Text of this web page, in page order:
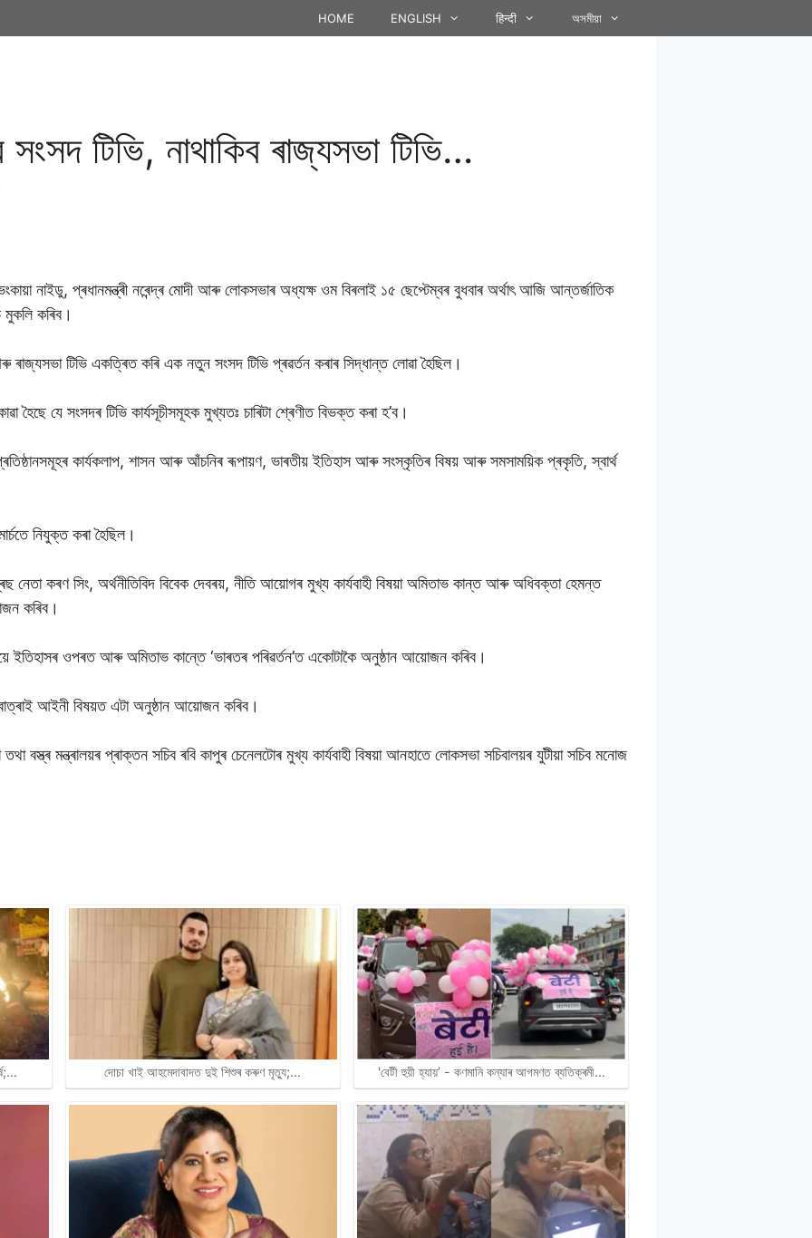
HOME ENGLISH हिन्दी অসমীয়া
টিভি, নাথাকিব ৰাজ্যসভা টিভি…
নাইডু, প্ৰধানমন্ত্ৰী নৰেন্দ্ৰ মোদী আৰু লোকসভাৰ অধ্যক্ষ ওম বিৰলাই ১৫ ছেপ্টেম্বৰ বুধবাৰ অৰ্থাৎ আজি আন্তৰ্জাতিক
মুকলি কৰিব।
টিভি একত্ৰিত কৰি এক নতুন সংসদ টিভি প্ৰৱৰ্তন কৰাৰ সিদ্ধান্ত লোৱা হৈছিল।
হৈছে যে সংসদৰ টিভি কাৰ্যসূচীসমূহক মুখ্যতঃ চাৰিটা শ্ৰেণীত বিভক্ত কৰা হ’ব।
কাৰ্যকলাপ, শাসন আৰু আঁচনিৰ ৰূপায়ণ, ভাৰতীয় ইতিহাস আৰু সংস্কৃতিৰ বিষয় আৰু সমসাময়িক প্ৰকৃতি, স্বাৰ্থ
নিযুক্ত কৰা হৈছিল।
নেতা কৰণ সিং, অৰ্থনীতিবিদ বিবেক দেবৰয়, নীতি আয়োগৰ মুখ্য কাৰ্যবাহী বিষয়া অমিতাভ কান্ত আৰু অধিবক্তা হেমন্ত
কৰিব।
ইতিহাসৰ ওপৰত আৰু অমিতাভ কান্তে ‘ভাৰতৰ পৰিৱৰ্তন’ত একোটাকৈ অনুষ্ঠান আয়োজন কৰিব।
আইনী বিষয়ত এটা অনুষ্ঠান আয়োজন কৰিব।
মন্ত্ৰালয়ৰ প্ৰাক্তন সচিব ৰবি কাপুৰ চেনেলটোৰ মুখ্য কাৰ্যবাহী বিষয়া আনহাতে লোকসভা সচিবালয়ৰ যুটীয়া সচিব মনোজ
দোচা খাই আহমেদাবাদত দুই শিশুৰ কৰুণ মৃত্যু;… 'বেটী হুয়ী হ্যায়’ - কণমানি কন্যাৰ আগমণত ব্যতিক্ৰমী…